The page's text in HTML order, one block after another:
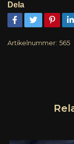
Dela
Artikelnummer: 565